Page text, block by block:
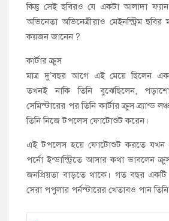
হাজীগঞ্জে অস্বাস্থ্যকর পরিবেশে খাবার প্রস্তুত:
টাকা জরিমানা
হাজীগঞ্জে ৬ বছরের শিশুকে ধর্ষণের অভিযোগে
হাজীগঞ্জের রাজারগাঁও উবিতে জুলাই
কিন্তু সেই ছবিরও যে একটা আলাদা
অভিনেতা অভিনেত্রীরাও মেইনস্ট্রিম
কয়জন জানেন ?
কার্টার ক্রুস
মাত্র দু’বছর আগে এই মেয়ে ছিলেন
তখনই নাকি তিনি বুঝেছিলেন,
সেমিস্টারের পর তিনি কার্টার ক্রুস ব্র্যান্ড
তিনি নিজে টপলেস ফোটোশুট করেন।
এই টপলেস হয়ে ফোটোশুট করতে যখন
পর্নো ইন্ডাস্ট্রিতে আসার কথা ভাবলেন
জনপ্রিয়তা বাড়তে থাকে। গত বছর
সেরা পপুলার পর্নস্টারের খেতাবও পান